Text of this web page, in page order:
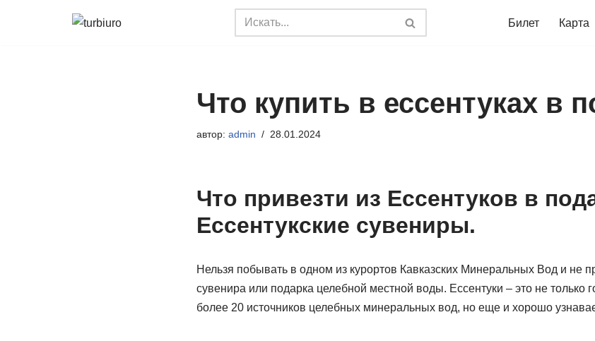
Билет Карта
Что купить в ессентуках в
автор: admin 28.01.2024
Что привезти из Ессентуков в
Ессентукские сувениры.
Нельзя побывать в одном из курортов Кавказских Минеральных Вод и не
сувенира или подарка целебной местной воды. Ессентуки – это не только
более 20 источников целебных минеральных вод, но еще и хорошо